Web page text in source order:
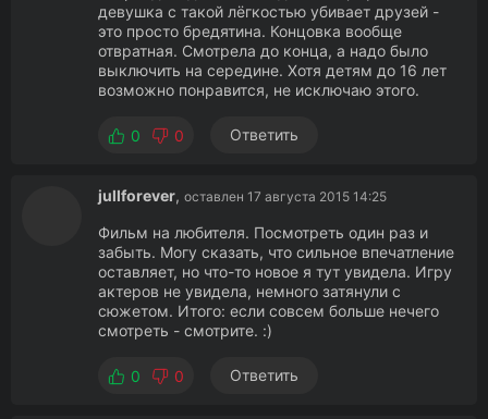
девушка с такой лёгкостью убивает друзей -
это просто бредятина. Концовка вообще
отвратная. Смотрела до конца, а надо было
выключить на середине. Хотя детям до 16 лет
возможно понравится, не исключаю этого.
0 0 Ответить
jullforever, оставлен 17 августа 2015 14:25
Фильм на любителя. Посмотреть один раз и
забыть. Могу сказать, что сильное впечатление
оставляет, но что-то новое я тут увидела. Игру
актеров не увидела, немного затянули с
сюжетом. Итого: если совсем больше нечего
смотреть - смотрите. :)
0 0 Ответить